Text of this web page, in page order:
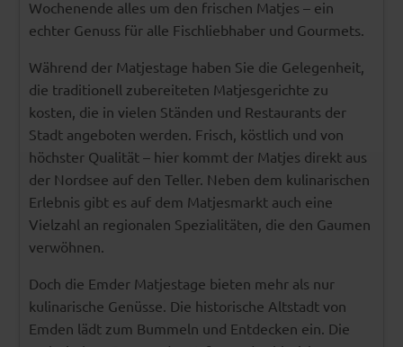
Wochenende alles um den frischen Matjes – ein
echter Genuss für alle Fischliebhaber und Gourmets.
Während der Matjestage haben Sie die Gelegenheit,
die traditionell zubereiteten Matjesgerichte zu
kosten, die in vielen Ständen und Restaurants der
Stadt angeboten werden. Frisch, köstlich und von
höchster Qualität – hier kommt der Matjes direkt aus
der Nordsee auf den Teller. Neben dem kulinarischen
Erlebnis gibt es auf dem Matjesmarkt auch eine
Vielzahl an regionalen Spezialitäten, die den Gaumen
verwöhnen.
Doch die Emder Matjestage bieten mehr als nur
kulinarische Genüsse. Die historische Altstadt von
Emden lädt zum Bummeln und Entdecken ein. Die